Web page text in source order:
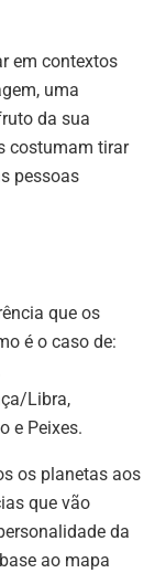
em contextos
uma
da sua
costumam tirar
pessoas
que os
é o caso de:
Libra,
e Peixes.
os planetas aos
que vão
da
ao mapa